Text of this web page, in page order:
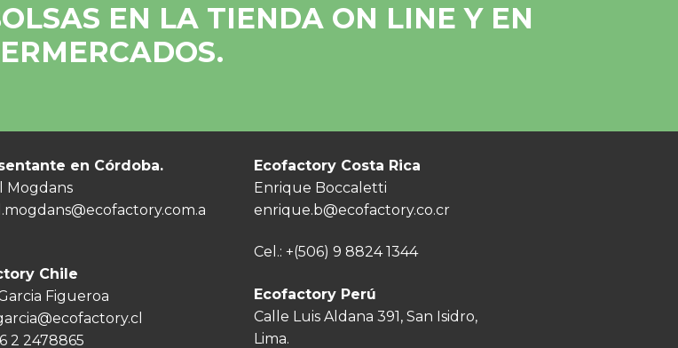
EN LA TIENDA ON LINE Y EN
en Córdoba.
Mogdans
Chile
Figueroa
2 2478865
Ecofactory Costa Rica
Enrique Boccaletti
enrique.b@ecofactory.co.cr
Cel.:+(506) 9 8824 1344
Ecofactory Perú
Calle Luis Aldana 391, San Isidro,
Lima.